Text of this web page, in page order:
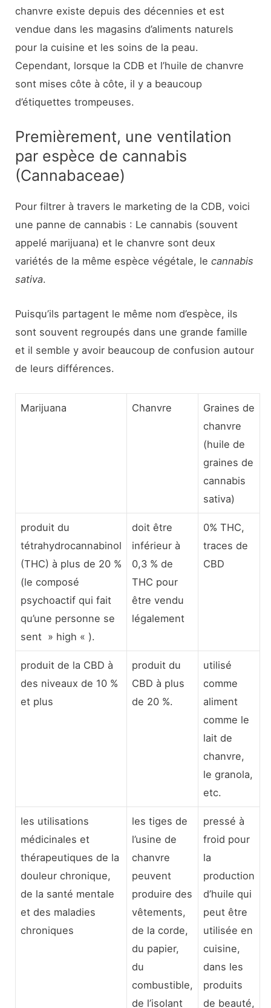
chanvre existe depuis des décennies et est
vendue dans les magasins d’aliments naturels
pour la cuisine et les soins de la peau.
Cependant, lorsque la CDB et l’huile de chanvre
sont mises côte à côte, il y a beaucoup
d’étiquettes trompeuses.
Premièrement, une ventilation
par espèce de cannabis
(Cannabaceae)
Pour filtrer à travers le marketing de la CDB, voici
une panne de cannabis : Le cannabis (souvent
appelé marijuana) et le chanvre sont deux
variétés de la même espèce végétale, lecannabis
sativa.
Puisqu’ils partagent le même nom d’espèce, ils
sont souvent regroupés dans une grande famille
et il semble y avoir beaucoup de confusion autour
de leurs différences.
Marijuana Chanvre
Graines de
chanvre
(huile de
graines de
cannabis
sativa)
produit du
tétrahydrocannabinol
(THC) à plus de 20 %
(le composé
psychoactif qui fait
qu’une personne se
sent » high « ).
doit être
inférieur à
0,3 % de
THC pour
être vendu
légalement
0% THC,
traces de
CBD
produit de la CBD à
des niveaux de 10 %
et plus
produit du
CBD à plus
de 20 %.
utilisé
comme
aliment
comme le
lait de
chanvre,
le granola,
etc.
les utilisations
médicinales et
thérapeutiques de la
douleur chronique,
de la santé mentale
et des maladies
chroniques
les tiges de
l’usine de
chanvre
peuvent
produire des
vêtements,
de la corde,
du papier,
du
combustible,
de l’isolant
pressé à
froid pour
la
production
d’huile qui
peut être
utilisée en
cuisine,
dans les
produits
de beauté,